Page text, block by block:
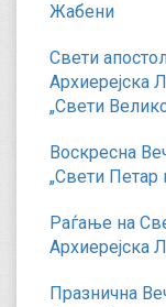
Жабени
Свети
Архиерејска
„Свети
Воскресна
„Свети
Раѓање на
Архиерејска
Празнична